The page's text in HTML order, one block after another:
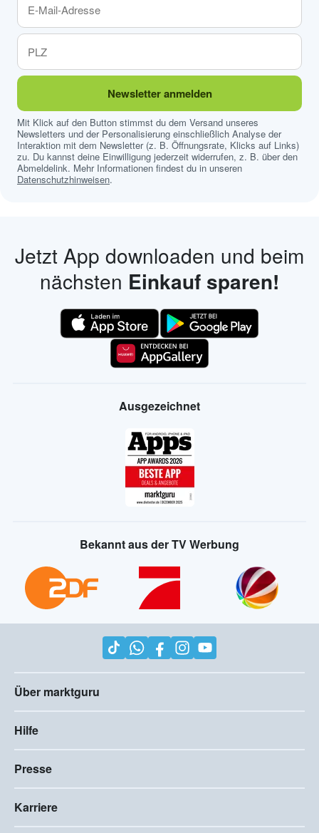
Newsletter anmelden
Mit Klick auf den Button stimmst du dem Versand unseres
Newsletters und der Personalisierung einschließlich Analyse der
Interaktion mit dem Newsletter (z. B. Öffnungsrate, Klicks auf Links)
zu. Du kannst deine Einwilligung jederzeit widerrufen, z. B. über den
Abmeldelink. Mehr Informationen findest du in unseren
Datenschutzhinweisen.
Jetzt App downloaden und beim
nächsten Einkauf sparen!
Ausgezeichnet
Bekannt aus der TV Werbung
Über marktguru
Hilfe
Presse
Karriere